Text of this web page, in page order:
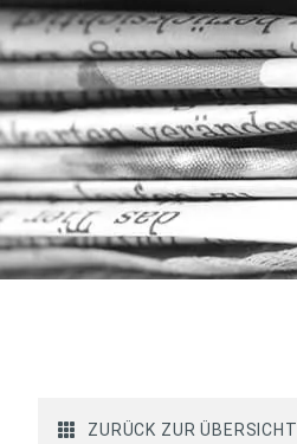
ZURÜCK ZUR ÜBERSICHT